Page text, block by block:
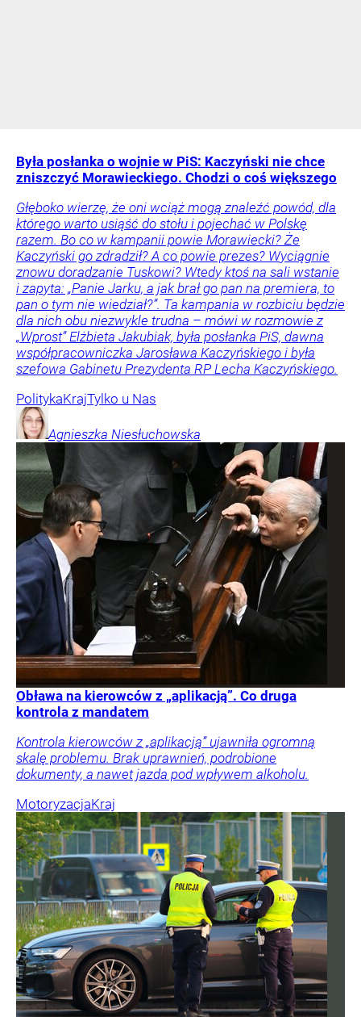
Była posłanka o wojnie w PiS: Kaczyński nie chce
zniszczyć Morawieckiego. Chodzi o coś większego
Głęboko wierzę, że oni wciąż mogą znaleźć powód, dla
którego warto usiąść do stołu i pojechać w Polskę
razem. Bo co w kampanii powie Morawiecki? Że
Kaczyński go zdradził? A co powie prezes? Wyciągnie
znowu doradzanie Tuskowi? Wtedy ktoś na sali wstanie
i zapyta: „Panie Jarku, a jak brał go pan na premiera, to
pan o tym nie wiedział?”. Ta kampania w rozbiciu będzie
dla nich obu niezwykle trudna – mówi w rozmowie z
„Wprost” Elżbieta Jakubiak, była posłanka PiS, dawna
współpracowniczka Jarosława Kaczyńskiego i była
szefowa Gabinetu Prezydenta RP Lecha Kaczyńskiego.
PolitykaKrajTylko u Nas
Agnieszka Niesłuchowska
Obława na kierowców z „aplikacją”. Co druga
kontrola z mandatem
Kontrola kierowców z „aplikacją” ujawniła ogromną
skalę problemu. Brak uprawnień, podrobione
dokumenty, a nawet jazda pod wpływem alkoholu.
MotoryzacjaKraj